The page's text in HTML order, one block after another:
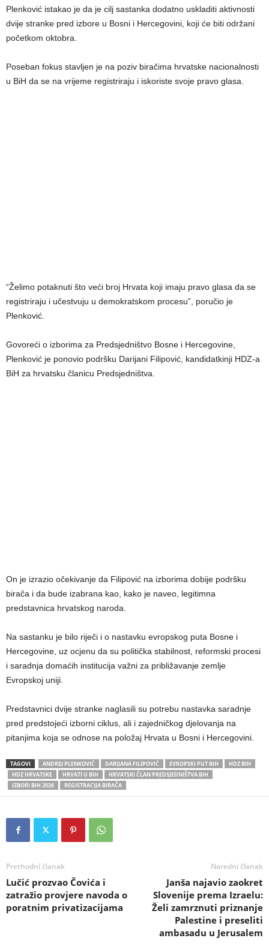
Plenković istakao je da je cilj sastanka dodatno uskladiti aktivnosti
dvije stranke pred izbore u Bosni i Hercegovini, koji će biti održani
početkom oktobra.
Poseban fokus stavljen je na poziv biračima hrvatske nacionalnosti
u BiH da se na vrijeme registriraju i iskoriste svoje pravo glasa.
“Želimo potaknuti što veći broj Hrvata koji imaju pravo glasa da se
registriraju i učestvuju u demokratskom procesu”, poručio je
Plenković.
Govoreći o izborima za Predsjedništvo Bosne i Hercegovine,
Plenković je ponovio podršku Darijani Filipović, kandidatkinji HDZ-a
BiH za hrvatsku članicu Predsjedništva.
On je izrazio očekivanje da Filipović na izborima dobije podršku
birača i da bude izabrana kao, kako je naveo, legitimna
predstavnica hrvatskog naroda.
Na sastanku je bilo riječi i o nastavku evropskog puta Bosne i
Hercegovine, uz ocjenu da su politička stabilnost, reformski procesi
i saradnja domaćih institucija važni za približavanje zemlje
Evropskoj uniji.
Predstavnici dvije stranke naglasili su potrebu nastavka saradnje
pred predstojeći izborni ciklus, ali i zajedničkog djelovanja na
pitanjima koja se odnose na položaj Hrvata u Bosni i Hercegovini.
TAGOVI ANDREJ PLENKOVIĆ DARIJANA FILIPOVIĆ EVROPSKI PUT BIH
HDZ BIH
HDZ HRVATSKE
HRVATI U BIH
HRVATSKI ČLAN PREDSJEDNIŠTVA BIH
IZBORI BIH 2026
REGISTRACIJA BIRAČA
Prethodni članak
Lučić prozvao Čovića i
zatražio provjere navoda o
poratnim privatizacijama
Naredni članak
Janša najavio zaokret
Slovenije prema Izraelu:
Želi zamrznuti priznanje
Palestine i preseliti
ambasadu u Jerusalem